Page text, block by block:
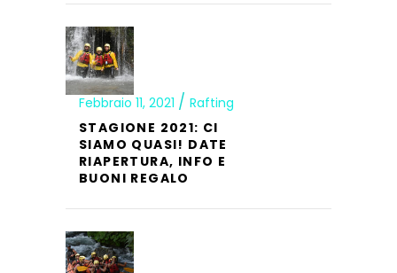
Febbraio 11, 2021
Rafting
STAGIONE 2021: CI
SIAMO QUASI! DATE
RIAPERTURA, INFO E
BUONI REGALO